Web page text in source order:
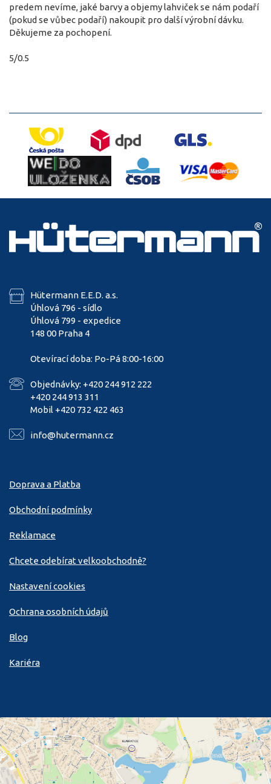
predem nevíme, jaké barvy a objemy lahviček se nám podaří
(pokud se vůbec podaří) nakoupit pro další výrobní dávku.
Děkujeme za pochopení.
5/0.5
Hütermann E.E.D. a.s.
Úhlová 796 - sídlo
Úhlová 799 - expedice
148 00 Praha 4
Otevírací doba: Po-Pá 8:00-16:00
Objednávky: +420 244 912 222
+420 244 913 311
Mobil +420 732 422 463
info@hutermann.cz
Doprava a Platba
Obchodní podmínky
Reklamace
Chcete odebírat velkoobchodně?
Nastavení cookies
Ochrana osobních údajů
Blog
Kariéra